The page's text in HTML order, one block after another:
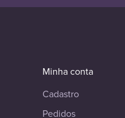
Minha conta
Cadastro
Pedidos